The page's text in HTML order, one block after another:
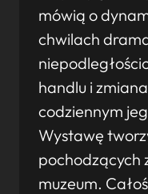
mówią o
chwilach
handlu i
codziennym
Wystawę
pochodzących
muzeum.